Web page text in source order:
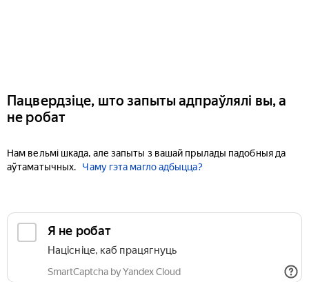
Пацвердзіце, што запыты адпраўлялі вы, а
не робат
Нам вельмі шкада, але запыты з вашай прылады падобныя да
аўтаматычных.
Чаму гэта магло адбыцца?
Я не робат
Націсніце, каб працягнуць
SmartCaptcha by Yandex Cloud